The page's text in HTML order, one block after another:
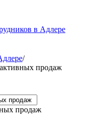
в Адлере
/
продаж
продаж